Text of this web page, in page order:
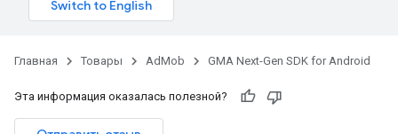
Главная Товары AdMob GMA Next-Gen SDK for Android
Эта информация оказалась полезной?